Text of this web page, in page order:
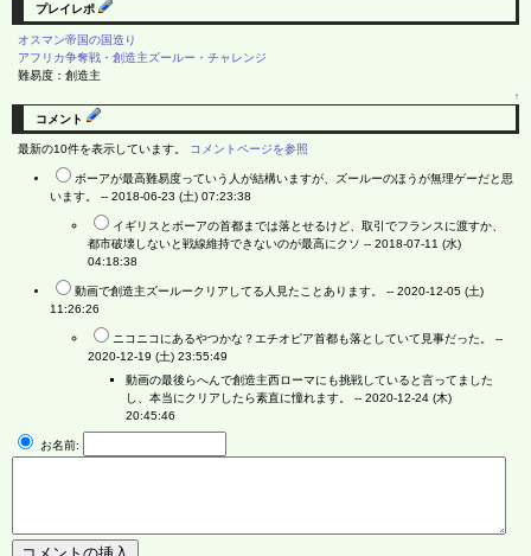
プレイレポ
オスマン帝国の国造り
アフリカ争奪戦・創造主ズールー・チャレンジ
難易度：創造主
↑
コメント
最新の10件を表示しています。 コメントページを参照
ボーアが最高難易度っていう人が結構いますが、ズールーのほうが無理ゲーだと思
います。 -- 2018-06-23 (土) 07:23:38
イギリスとボーアの首都までは落とせるけど、取引でフランスに渡すか、
都市破壊しないと戦線維持できないのが最高にクソ -- 2018-07-11 (水)
04:18:38
動画で創造主ズールークリアしてる人見たことあります。 -- 2020-12-05 (土)
11:26:26
ニコニコにあるやつかな？エチオピア首都も落としていて見事だった。 --
2020-12-19 (土) 23:55:49
動画の最後らへんで創造主西ローマにも挑戦していると言ってました
し、本当にクリアしたら素直に憧れます。 -- 2020-12-24 (木)
20:45:46
お名前: